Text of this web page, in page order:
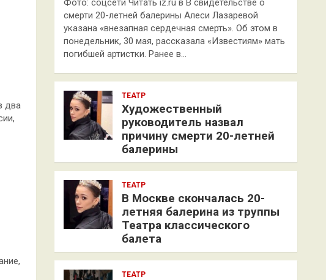
два
Фото: соцсети Читать iz.ru в В свидетельстве о
смерти 20-летней балерины Алеси Лазаревой
указана «внезапная сердечная смерть». Об этом в
понедельник, 30 мая, рассказала «Известиям» мать
погибшей артистки. Ранее в…
ТЕАТР
Художественный
руководитель назвал
причину смерти 20-летней
балерины
ТЕАТР
В Москве скончалась 20-
летняя балерина из труппы
Театра классического
балета
ТЕАТР